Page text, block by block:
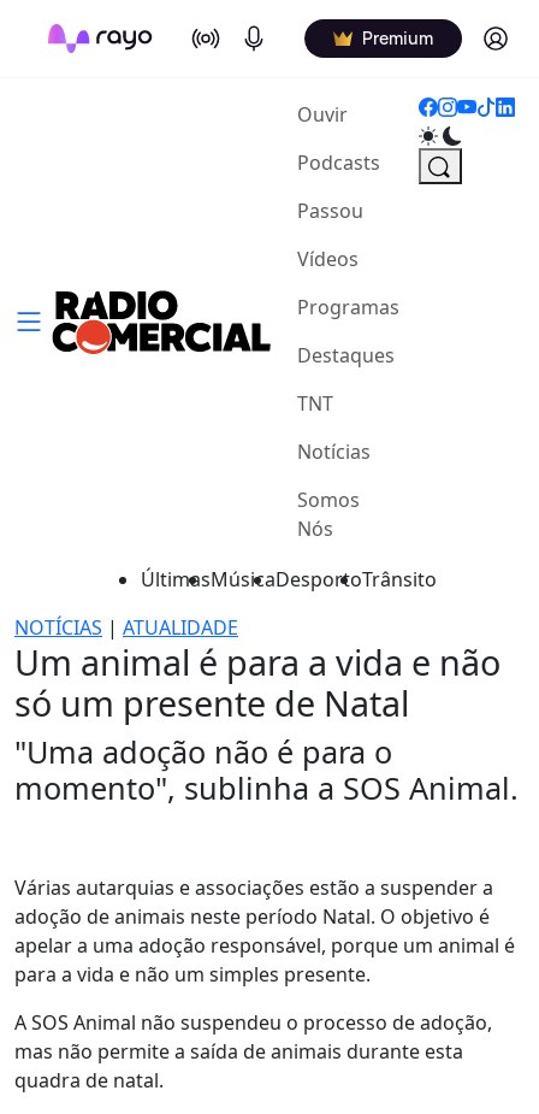
On Air Podcasts Premium Log in
Ouvir(current)
Podcasts
Passou
Vídeos
Programas
Destaques
TNT
Notícias
Somos
Nós
ÚltimasMúsicaDesportoTrânsito
NOTÍCIAS | ATUALIDADE
Um animal é para a vida e não
só um presente de Natal
"Uma adoção não é para o
momento", sublinha a SOS Animal.
Várias autarquias e associações estão a suspender a
adoção de animais neste período Natal. O objetivo é
apelar a uma adoção responsável, porque um animal é
para a vida e não um simples presente.
A SOS Animal não suspendeu o processo de adoção,
mas não permite a saída de animais durante esta
quadra de natal.